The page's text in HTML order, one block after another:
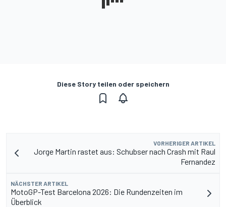
Diese Story teilen oder speichern
VORHERIGER ARTIKEL
Jorge Martin rastet aus: Schubser nach Crash mit Raul
Fernandez
NÄCHSTER ARTIKEL
MotoGP-Test Barcelona 2026: Die Rundenzeiten im
Überblick